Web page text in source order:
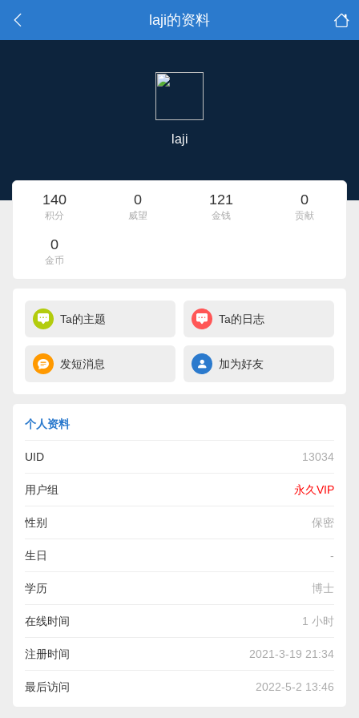
laji的资料
laji
140
积分
0
威望
121
金钱
0
贡献
0
金币
Ta的主题 Ta的日志
发短消息 加为好友
个人资料
UID 13034
用户组 永久VIP
性别 保密
生日 -
学历 博士
在线时间 1 小时
注册时间 2021-3-19 21:34
最后访问 2022-5-2 13:46